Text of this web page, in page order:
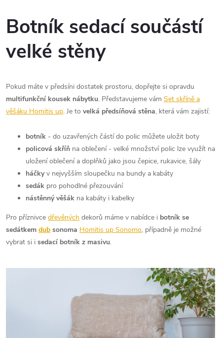
Botník sedací součástí
velké stěny
Pokud máte v předsíni dostatek prostoru, dopřejte si opravdu
multifunkční kousek nábytku. Představujeme vám Set skříně a
věšáku Homitis up. Je to velká předsíňová stěna, která vám zajistí:
botník - do uzavřených částí do polic můžete uložit boty
policová skříň na oblečení - velké množství polic lze využít na
uložení oblečení a doplňků jako jsou čepice, rukavice, šály
háčkyv nejvyšším sloupečku na bundy a kabáty
sedák pro pohodlné přezouvání
nástěnný věšák na kabáty i kabelky
Pro příznivce dřevěných dekorů máme v nabídce i botník se
sedátkem dub sonoma Homitis up Sonomo, případně je možné
vybrat si i sedací botník z masivu.